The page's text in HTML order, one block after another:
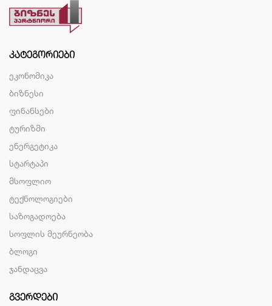
ᲙᲐᲢᲔᲒᲝᲠᲘᲔᲑᲘ
ეკონომიკა
ბიზნესი
ფინანსები
ტურიზმი
ენერგეტიკა
სტარტაპი
მსოფლიო
ტექნოლოგიები
საზოგადოება
სოფლის მეურნეობა
ბლოგი
ჯანდაცვა
ᲒᲕᲔᲠᲓᲔᲑᲘ